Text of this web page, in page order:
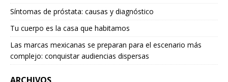
Síntomas de próstata: causas y diagnóstico
Tu cuerpo es la casa que habitamos
Las marcas mexicanas se preparan para el escenario más
complejo: conquistar audiencias dispersas